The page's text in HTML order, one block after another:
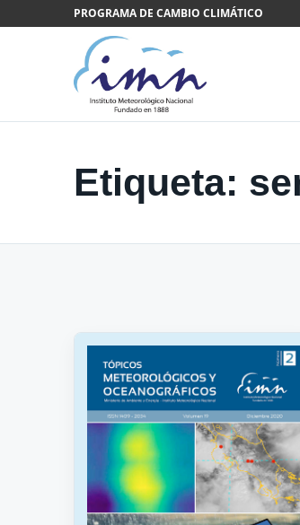
Saltar al contenidoPROGRAMA DE CAMBIO CLIMÁTICO
Etiqueta: